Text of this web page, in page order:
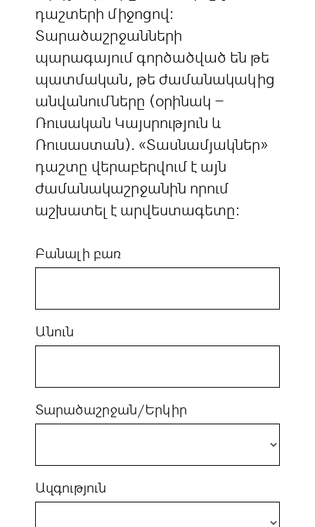
դաշտերի միջոցով:
Տարածաշրջանների
պարագայում գործածված են թե
պատմական, թե ժամանակակից
անվանումները (օրինակ –
Ռուսական Կայսրություն և
Ռուսաստան). «Տասնամյակներ»
դաշտը վերաբերվում է այն
ժամանակաշրջանին որում
աշխատել է արվեստագետը:
Բանալի բառ
Անուն
Տարածաշրջան/Երկիր
Ազգություն